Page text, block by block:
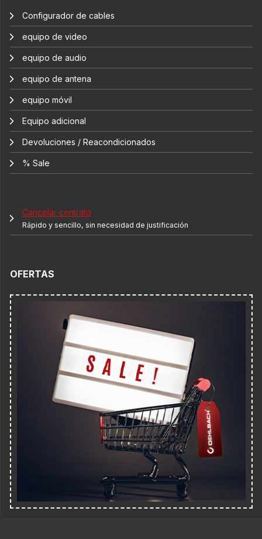
Configurador de cables
equipo de video
equipo de audio
equipo de antena
equipo móvil
Equipo adicional
Devoluciones / Reacondicionados
% Sale
Cancelar contrato
Rápido y sencillo, sin necesidad de justificación
OFERTAS